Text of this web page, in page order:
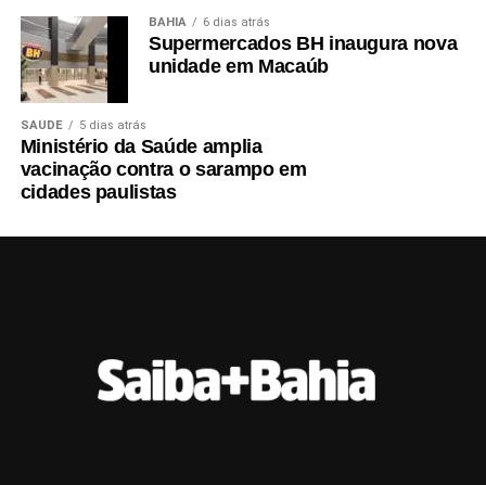
BAHIA 6 dias atrás
Supermercados BH inaugura nova
unidade em Macaúb
SAÚDE 5 dias atrás
Ministério da Saúde amplia
vacinação contra o sarampo em
cidades paulistas